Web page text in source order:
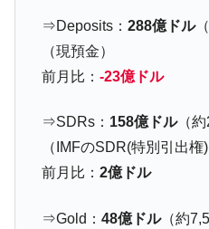
「KDDX」1番艦、2032年竣工
『Money1』
に韓国がいっちょがみしたので
は韓国で『BYD』車は売れて
『Money1』
在韓米国大使
⇒Deposits： 288億ドル
（現預金）
前月比： -23億ドル
⇒SDRs： 158億ドル（約
（IMFのSDR(特別引出権)
前月比： 2億ドル
⇒Gold： 48億ドル（約